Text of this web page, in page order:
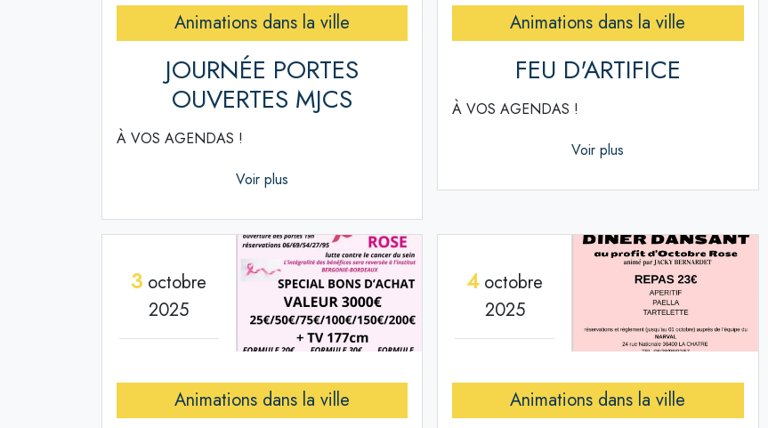
Animations dans la ville
JOURNÉE PORTES
OUVERTES MJCS
À VOS AGENDAS !
Voir plus
Animations dans la ville
FEU D'ARTIFICE
À VOS AGENDAS !
Voir plus
3 octobre
2025
Animations dans la ville
4octobre
2025
Animations dans la ville